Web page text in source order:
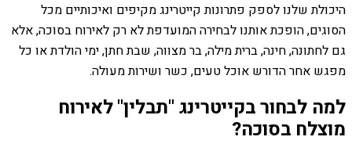
היכולת שלנו לספק פתרונות קייטרינג מקיפים ואיכותיים מכל
הסוגים, הופכת אותנו לבחירה המועדפת לא רק לאירוח בסוכה, אלא
גם לחתונה, חינה, ברית מילה, בר מצווה, שבת חתן, ימי הולדת או כל
מפגש אחר הדורש אוכל טעים, כשר ושירות מעולה.
למה לבחור בקייטרינג "תבלין" לאירוח
מוצלח בסוכה?